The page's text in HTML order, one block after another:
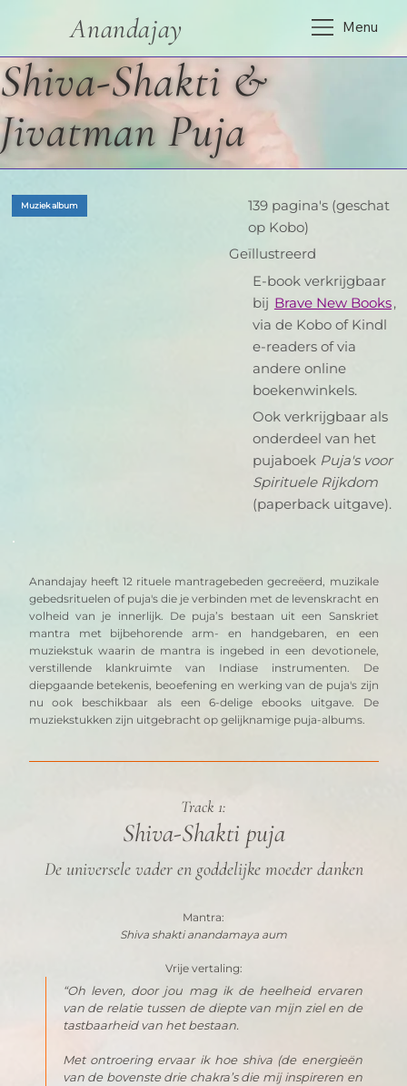
Anandajay Menu
Shiva-Shakti &
Jivatman Puja
Anandajay heeft 12 rituele mantragebeden gecreëerd, muzikale
gebedsrituelen of puja's die je verbinden met de levenskracht en
volheid van je innerlijk. De puja’s bestaan uit een Sanskriet
mantra met bijbehorende arm- en handgebaren, en een
muziekstuk waarin de mantra is ingebed in een devotionele,
verstillende klankruimte van Indiase instrumenten. De
diepgaande betekenis, beoefening en werking van de puja's zijn
nu ook beschikbaar als een 6-delige ebooks uitgave. De
muziekstukken zijn uitgebracht op gelijknamige puja-albums.
Track 1:
Shiva-Shakti puja
De universele vader en goddelijke moeder danken
Mantra:
Shiva shakti anandamaya aum
Vrije vertaling:
“Oh leven, door jou mag ik de heelheid ervaren
van de relatie tussen de diepte van mijn ziel en de
tastbaarheid van het bestaan.
Met ontroering ervaar ik hoe shiva (de energieën
van de bovenste drie chakra’s die mij inspireren en
Muziek album
139 pagina's (geschat
op Kobo)
Geïllustreerd
E-book verkrijgbaar
bij Brave New Books,
via de Kobo of Kindl
e-readers of via
andere online
boekenwinkels.
Ook verkrijgbaar als
onderdeel van het
pujaboek Puja's voor
Spirituele Rijkdom
(paperback uitgave).